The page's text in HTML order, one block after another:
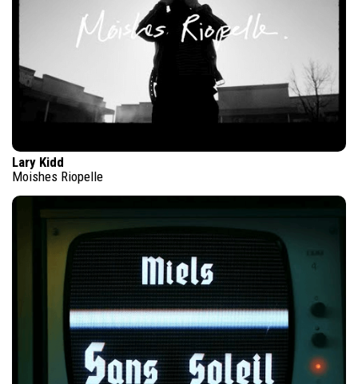
Lary Kidd
Moishes Riopelle